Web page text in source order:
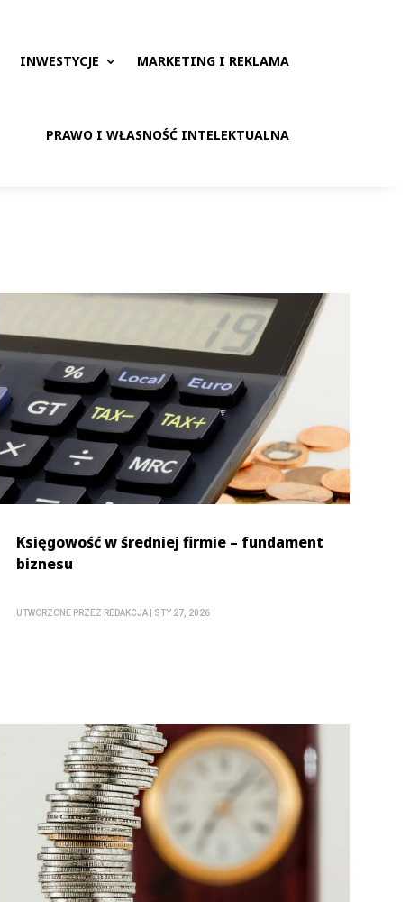
INWESTYCJE MARKETING I REKLAMA
PRAWO I WŁASNOŚĆ INTELEKTUALNA
Księgowość w średniej firmie – fundament
biznesu
UTWORZONE PRZEZ REDAKCJA| STY 27, 2026